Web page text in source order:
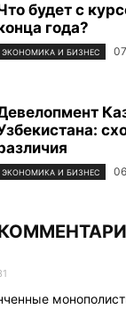
будет с
года?
ЭКОНОМИКА И БИЗНЕС
ЭКОНОМИКА И БИЗНЕС